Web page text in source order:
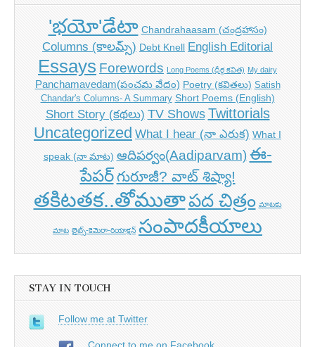
'భయో'డేటా Chandrahaasam (చంద్రహాసం)
Columns (కాలమ్స్) Debt Knell English Editorial
Essays Forewords Long Poems (ధీర్గ కవిత) My dairy
Panchamavedam(పంచమ వేదం) Poetry (కవితలు) Satish
Chandar's Columns- A Summary Short Poems (English)
Short Story (కథలు) TV Shows Twittorials
Uncategorized What I hear (నా ఎరుక) What I
speak (నా మాట) ఆదిపర్వం(Aadiparvam) ఈ-
పేపర్గురూజీ? వాట్ శిష్యా!
తకిటతక..తోముతాపద చిత్రం మాటకు
మాట లైట్స్-కెమెరా-రియాక్షన్ సంపాదకీయాలు
STAY IN TOUCH
Follow me at Twitter